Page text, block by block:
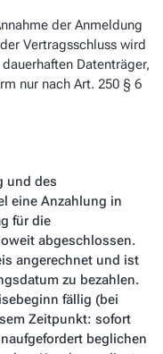
der Anmeldung
Vertragsschluss wird
Datenträger,
nur nach Art. 250 § 6
und des
eine Anzahlung in
für die
abgeschlossen.
angerechnet und ist
zu bezahlen.
fällig (bei
Zeitpunkt: sofort
beglichen